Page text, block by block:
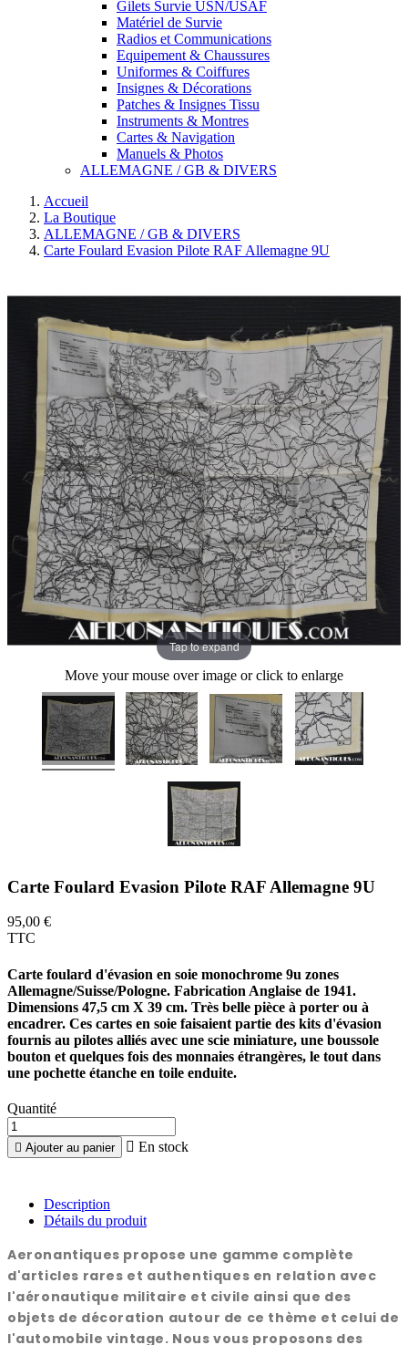
Gilets Survie USN/USAF
Matériel de Survie
Radios et Communications
Equipement & Chaussures
Uniformes & Coiffures
Insignes & Décorations
Patches & Insignes Tissu
Instruments & Montres
Cartes & Navigation
Manuels & Photos
ALLEMAGNE / GB & DIVERS
Accueil
La Boutique
ALLEMAGNE / GB & DIVERS
Carte Foulard Evasion Pilote RAF Allemagne 9U
Tap to expand
Move your mouse over image or click to enlarge
Carte Foulard Evasion Pilote RAF Allemagne 9U
95,00 €
TTC
Carte foulard d'évasion en soie monochrome 9u zones
Allemagne/Suisse/Pologne. Fabrication Anglaise de 1941.
Dimensions 47,5 cm X 39 cm. Très belle pièce à porter ou à
encadrer. Ces cartes en soie faisaient partie des kits d'évasion
fournis au pilotes alliés avec une scie miniature, une boussole
bouton et quelques fois des monnaies étrangères, le tout dans
une pochette étanche en toile enduite.
Quantité
 Ajouter au panier  En stock
Description
Détails du produit
Aeronantiques propose une gamme complète
d'articles rares et authentiques en relation avec
l'aéronautique militaire et civile ainsi que des
objets de décoration autour de ce thème et celui de
l'automobile vintage. Nous vous proposons des